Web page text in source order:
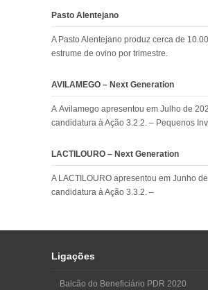
Pasto Alentejano
A Pasto Alentejano produz cerca de
estrume de ovino por trimestre.
AVILAMEGO – Next Generation
A Avilamego apresentou em Julho de
candidatura à Ação 3.2.2. – Pequenos
LACTILOURO – Next Generation
A LACTILOURO apresentou em Junho
candidatura à Ação 3.3.2. –
Ligações
Balcão do Beneficiário PDR 2020